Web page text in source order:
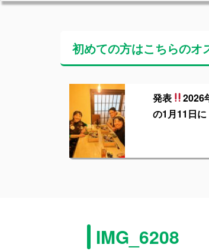
初めての方はこちらのオ
発表
2026
の1月11日に
IMG_6208